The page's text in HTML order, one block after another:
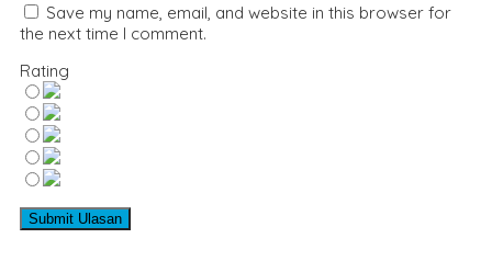
Save my name, email, and website in this browser for
the next time I comment.
Rating